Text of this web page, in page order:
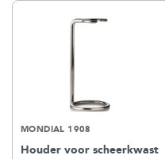
MONDIAL 1908
Houder voor scheerkwast